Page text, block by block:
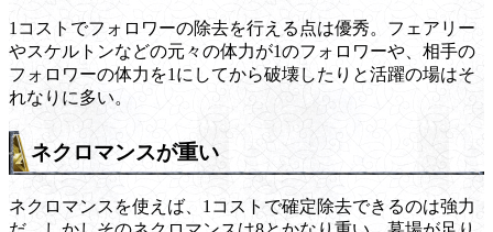
1コストでフォロワーの除去を行える点は優秀。フェアリー
やスケルトンなどの元々の体力が1のフォロワーや、相手の
フォロワーの体力を1にしてから破壊したりと活躍の場はそ
れなりに多い。
ネクロマンスが重い
ネクロマンスを使えば、1コストで確定除去できるのは強力